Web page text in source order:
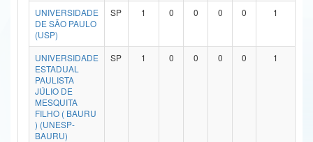
Ministério da Mulher, da Família e dos Direitos Humanos
Secretaria de Governo
Gabinete de Segurança Institucional
Advocacia-Geral da União
UNIVERSIDADE
DE SÃO PAULO
(USP)
SP 1 0 0 0 0 1
UNIVERSIDADE
ESTADUAL
PAULISTA
JÚLIO DE
MESQUITA
FILHO ( BAURU
) (UNESP-
BAURU)
SP 1 0 0 0 0 1